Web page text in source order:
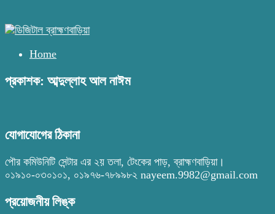
Home
প্রকাশক: আব্দুল্লাহ আল নাঈম
যোগাযোগের ঠিকানা
পৌর কমিউনিটি সেন্টার এর ২য় তলা, টেংকের পাড়, ব্রাহ্মণবাড়িয়া।
০১৯১০-০৩০১০১, ০১৯৭৬-৭৮৯৯৮২ nayeem.9982@gmail.com
প্রয়োজনীয় লিঙ্ক